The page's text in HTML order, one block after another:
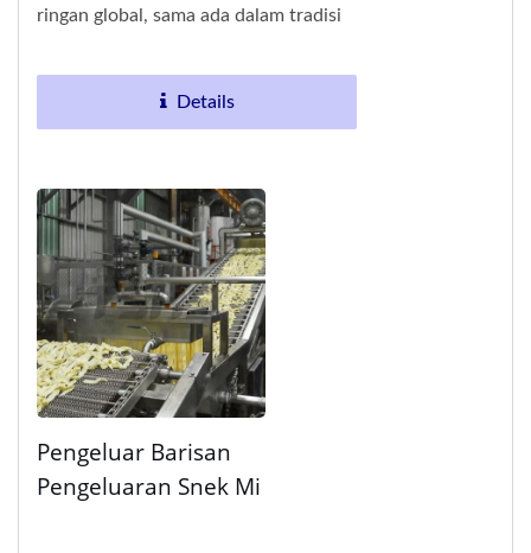
ringan global, sama ada dalam tradisi
berasaskan...
Details
Pengeluar Barisan
Pengeluaran Snek Mi